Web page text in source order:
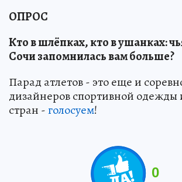
ОПРОС
Кто в шлёпках, кто в ушанках:
Сочи запомнилась вам больше?
Парад атлетов - это еще и
дизайнеров спортивной одежды
стран -голосуем!
0